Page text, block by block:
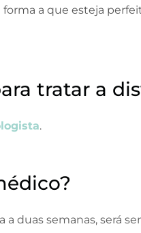
a que esteja
tratar a
.
duas semanas, será